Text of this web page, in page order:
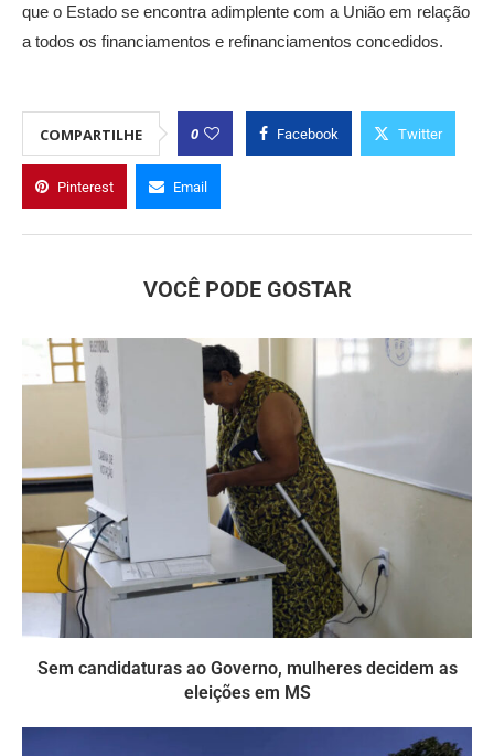
que o Estado se encontra adimplente com a União em relação
a todos os financiamentos e refinanciamentos concedidos.
COMPARTILHE 0 Facebook Twitter
Pinterest Email
VOCÊ PODE GOSTAR
Sem candidaturas ao Governo, mulheres decidem as
eleições em MS